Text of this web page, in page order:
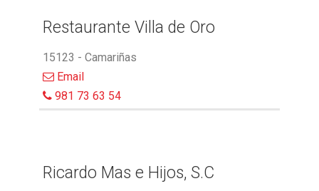
Restaurante Villa de Oro
15123 - Camariñas
Email
981 73 63 54
Ricardo Mas e Hijos, S.C